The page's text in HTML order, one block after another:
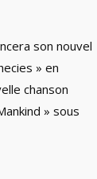
son nouvel
» en
chanson
» sous